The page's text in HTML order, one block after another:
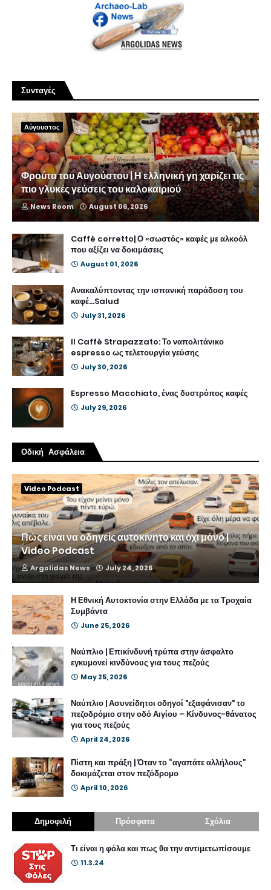
Συνταγές
Αύγουστος
Φρούτα του Αυγούστου | Η ελληνική γη χαρίζει τις
πιο γλυκές γεύσεις του καλοκαιριού
News Room August 06, 2026
Caffè corretto| Ο «σωστός» καφές με αλκοόλ
που αξίζει να δοκιμάσεις
August 01, 2026
Ανακαλύπτοντας την ισπανική παράδοση του
καφέ...Salud
July 31, 2026
Il Caffè Strapazzato: Το ναπολιτάνικο
espresso ως τελετουργία γεύσης
July 30, 2026
Espresso Macchiato, ένας δυστρόπος καφές
July 29, 2026
Οδική Ασφάλεια
Video Podcast
Πώς είναι να οδηγείς αυτοκίνητο και όχι μόνο |
Video Podcast
Argolidas News July 24, 2026
Η Εθνική Αυτοκτονία στην Ελλάδα με τα Τροχαία
Συμβάντα
June 25, 2026
Ναύπλιο | Επικίνδυνή τρύπα στην άσφαλτο
εγκυμονεί κινδύνους για τους πεζούς
May 25, 2026
Ναύπλιο | Ασυνείδητοι οδηγοί "εξαφάνισαν" το
πεζοδρόμιο στην οδό Αιγίου – Κίνδυνος-θάνατος
για τους πεζούς
April 24, 2026
Πίστη και πράξη | Όταν το “αγαπάτε αλλήλους”
δοκιμάζεται στον πεζόδρομο
April 10, 2026
Δημοφιλή Πρόσφατα Σχόλια
Τι είναι η φόλα και πως θα την αντιμετωπίσουμε
11.3.24